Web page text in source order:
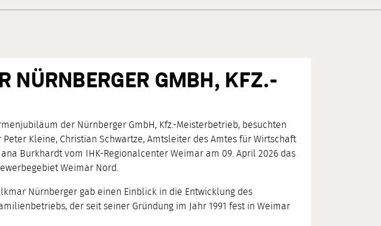
NÜRNBERGER GMBH, KFZ.-
der Nürnberger GmbH, Kfz.-Meisterbetrieb, besuchten
Kleine, Christian Schwartze, Amtsleiter des Amtes für Wirtschaft
Burkhardt vom IHK-Regionalcenter Weimar am 09. April 2026 das
Weimar Nord.
Nürnberger gab einen Einblick in die Entwicklung des
der seit seiner Gründung im Jahr 1991 fest in Weimar